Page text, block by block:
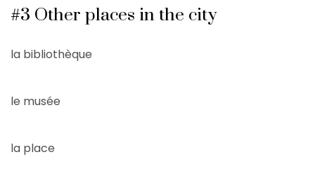
#3 Other places in the city
la bibliothèque
le musée
la place